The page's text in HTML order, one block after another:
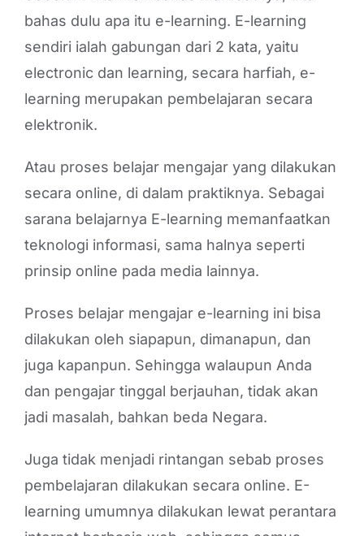
bahas dulu apa itu e-learning. E-learning
sendiri ialah gabungan dari 2 kata, yaitu
electronic dan learning, secara harfiah, e-
learning merupakan pembelajaran secara
elektronik.
Atau proses belajar mengajar yang dilakukan
secara online, di dalam praktiknya. Sebagai
sarana belajarnya E-learning memanfaatkan
teknologi informasi, sama halnya seperti
prinsip online pada media lainnya.
Proses belajar mengajar e-learning ini bisa
dilakukan oleh siapapun, dimanapun, dan
juga kapanpun. Sehingga walaupun Anda
dan pengajar tinggal berjauhan, tidak akan
jadi masalah, bahkan beda Negara.
Juga tidak menjadi rintangan sebab proses
pembelajaran dilakukan secara online. E-
learning umumnya dilakukan lewat perantara